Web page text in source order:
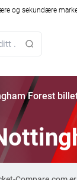
og sekundære
Forest